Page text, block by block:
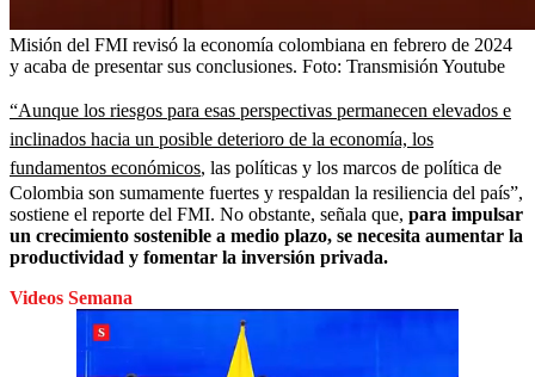
Misión del FMI revisó la economía colombiana en febrero de 2024
y acaba de presentar sus conclusiones. Foto: Transmisión Youtube
“Aunque los riesgos para esas perspectivas permanecen elevados e
inclinados hacia un posible deterioro de la economía, los
fundamentos económicos, las políticas y los marcos de política de
Colombia son sumamente fuertes y respaldan la resiliencia del país”,
sostiene el reporte del FMI. No obstante, señala que, para impulsar
un crecimiento sostenible a medio plazo, se necesita aumentar la
productividad y fomentar la inversión privada.
Videos Semana